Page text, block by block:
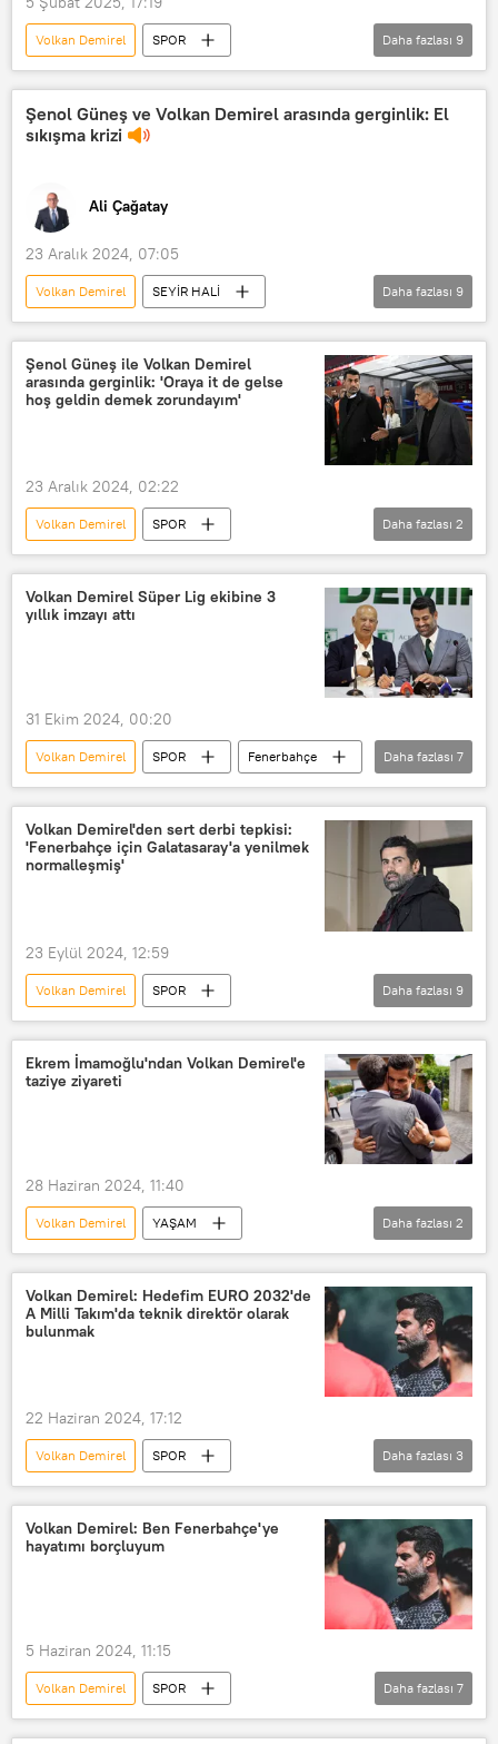
Futbol maçı
Türkiye Futbol Federasyonu
TFF Merkez Hakem Kurulu
hakem hataları
Volkan Demirel
SPOR
Şenol Güneş
İskenderun
İskenderunspor
Trabzonspor
Deprem
Tepki
Ziraat Türkiye Kupası
Daha fazlası 9
Şenol Güneş ve Volkan Demirel arasında gerginlik: El
sıkışma krizi
Ali Çağatay
23 Aralık 2024, 07:05
Volkan Demirel
SEYİR HALİ
Şenol Güneş
Ali Çağatay
Hatay
Trabzonspor
Radyo Sputnik
Daha fazlası 9
Şenol Güneş ile Volkan Demirel
arasında gerginlik: 'Oraya it de gelse
hoş geldin demek zorundayım'
23 Aralık 2024, 02:22
Volkan Demirel
SPOR
Şenol Güneş
Trabzonspor
Bodrumspor
Daha fazlası 2
Volkan Demirel Süper Lig ekibine 3
yıllık imzayı attı
31 Ekim 2024, 00:20
Volkan Demirel SPOR
Fenerbahçe
Bodrum
Bodrumspor
Teknik direktör
Futbol
Türkiye Futbol Federasyonu (TFF)
Maç
Daha fazlası 7
Volkan Demirel'den sert derbi tepkisi:
'Fenerbahçe için Galatasaray'a yenilmek
normalleşmiş'
23 Eylül 2024, 12:59
Volkan Demirel
SPOR
Volkan Demirel açıklamalarda bulundu
Fenerbahçe
Fenerbahçe Beko
Fenerbakçe
derbi
Daha fazlası 9
Ekrem İmamoğlu'ndan Volkan Demirel'e
taziye ziyareti
28 Haziran 2024, 11:40
Volkan Demirel
YAŞAM
Ekrem İmamoğlu
Taziye
Daha fazlası 2
Volkan Demirel: Hedefim EURO 2032'de
A Milli Takım'da teknik direktör olarak
bulunmak
22 Haziran 2024, 17:12
Volkan Demirel
SPOR
A Milli Futbol Takımı
Türkiye
Avrupa Futbol Şampiyonası
Daha fazlası 3
Volkan Demirel: Ben Fenerbahçe'ye
hayatımı borçluyum
5 Haziran 2024, 11:15
Volkan Demirel
SPOR
A Milli Futbol Takımı
Fenerbahçe
Daha fazlası 7